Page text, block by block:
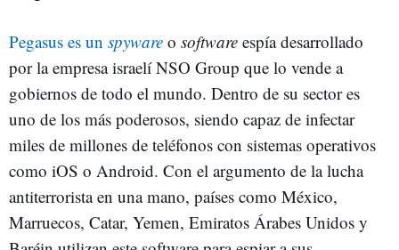
Pegasus es un spyware o software espía desarrollado
por la empresa israelí NSO Group que lo vende a
gobiernos de todo el mundo. Dentro de su sector es
uno de los más poderosos, siendo capaz de infectar
miles de millones de teléfonos con sistemas operativos
como iOS o Android. Con el argumento de la lucha
antiterrorista en una mano, países como México,
Marruecos, Catar, Yemen, Emiratos Árabes Unidos y